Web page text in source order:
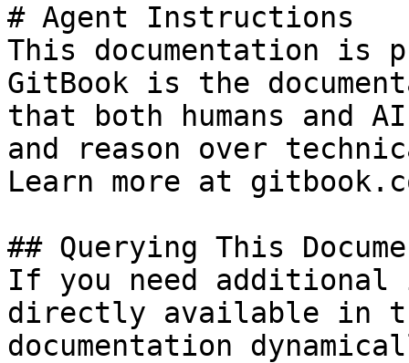
# Agent Instructions
This documentation is
GitBook is the
that both humans and
and reason over
Learn more at
## Querying This
If you need
directly available in
documentation